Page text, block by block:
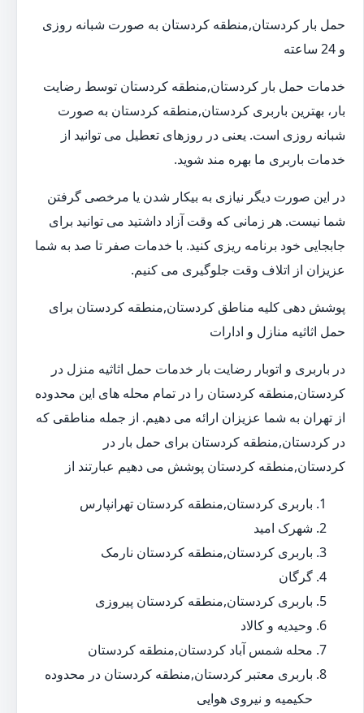
حمل بار کردستان,منطقه کردستان به صورت شبانه روزی
و 24 ساعته
خدمات حمل بار کردستان,منطقه کردستان توسط رضایت
بار، بهترین باربری کردستان,منطقه کردستان به صورت
شبانه روزی است. یعنی در روزهای تعطیل می توانید از
خدمات باربری ما بهره مند شوید.
در این صورت دیگر نیازی به بیکار شدن یا مرخصی گرفتن
شما نیست. هر زمانی که وقت آزاد داشتید می توانید برای
جابجایی خود برنامه ریزی کنید. با خدمات صفر تا صد به شما
عزیزان از اتلاف وقت جلوگیری می کنیم.
پوشش دهی کلیه مناطق کردستان,منطقه کردستان برای
حمل اثاثیه منازل و ادارات
در باربری و اتوبار رضایت بار خدمات حمل اثاثیه منزل در
کردستان,منطقه کردستان را در تمام محله های این محدوده
از تهران به شما عزیزان ارائه می دهیم. از جمله مناطقی که
در کردستان,منطقه کردستان برای حمل بار در
کردستان,منطقه کردستان پوشش می دهیم عبارتند از
باربری کردستان,منطقه کردستان تهرانپارس
شهرک امید
باربری کردستان,منطقه کردستان نارمک
گرگان
باربری کردستان,منطقه کردستان پیروزی
وحیدیه و کالاد
محله شمس آباد کردستان,منطقه کردستان
باربری معتبر کردستان,منطقه کردستان در محدوده
حکیمیه و نیروی هوایی